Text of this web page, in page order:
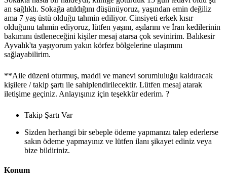
an sağlıklı. Sokağa atıldığını düşünüyoruz, yaşından emin değiliz
ama 7 yaş üstü olduğu tahmin ediliyor. Cinsiyeti erkek kısır
olduğunu tahmin ediyoruz, lütfen yaşını, aşılarını ve İran kedilerinin
bakımını üstleneceğini kişiler mesaj atarsa çok sevinirim. Balıkesir
Ayvalık'ta yaşıyorum yakın körfez bölgelerine ulaşımını
sağlayabilirim.
**Aile düzeni oturmuş, maddi ve manevi sorumluluğu kaldıracak
kişilere / takip şartı ile sahiplendirilecektir. Lütfen mesaj atarak
iletişime geçiniz. Anlayışınız için teşekkür ederim. ?
Takip Şartı Var
Sizden herhangi bir sebeple ödeme yapmanızı talep ederlerse
sakın ödeme yapmayınız ve lütfen ilanı şikayet ediniz veya
bize bildiriniz.
Konum